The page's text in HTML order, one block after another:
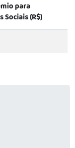
para
Sociais (R$)